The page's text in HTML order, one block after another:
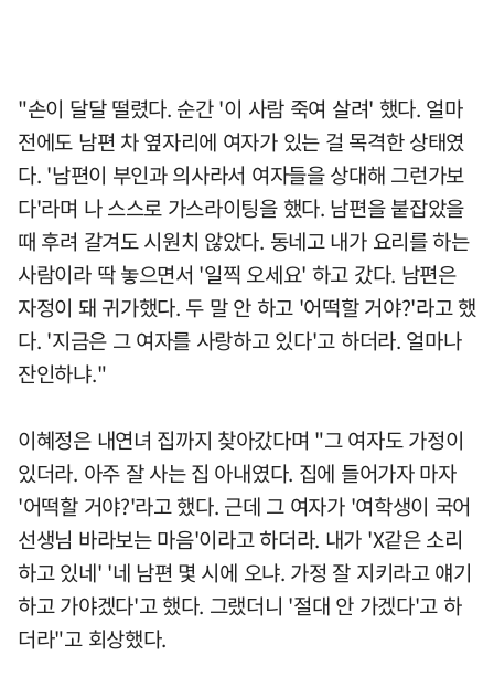
"손이 달달 떨렸다. 순간 '이 사람 죽여 살려' 했다. 얼마
전에도 남편 차 옆자리에 여자가 있는 걸 목격한 상태였
다. '남편이 부인과 의사라서 여자들을 상대해 그런가보
다'라며 나 스스로 가스라이팅을 했다. 남편을 붙잡았을
때 후려 갈겨도 시원치 않았다. 동네고 내가 요리를 하는
사람이라 딱 놓으면서 '일찍 오세요' 하고 갔다. 남편은
자정이 돼 귀가했다. 두 말 안 하고 '어떡할 거야?'라고 했
다. '지금은 그 여자를 사랑하고 있다'고 하더라. 얼마나
잔인하냐."
이혜정은 내연녀 집까지 찾아갔다며 "그 여자도 가정이
있더라. 아주 잘 사는 집 아내였다. 집에 들어가자 마자
'어떡할 거야?'라고 했다. 근데 그 여자가 '여학생이 국어
선생님 바라보는 마음'이라고 하더라. 내가 'X같은 소리
하고 있네' '네 남편 몇 시에 오냐. 가정 잘 지키라고 얘기
하고 가야겠다'고 했다. 그랬더니 '절대 안 가겠다'고 하
더라"고 회상했다.